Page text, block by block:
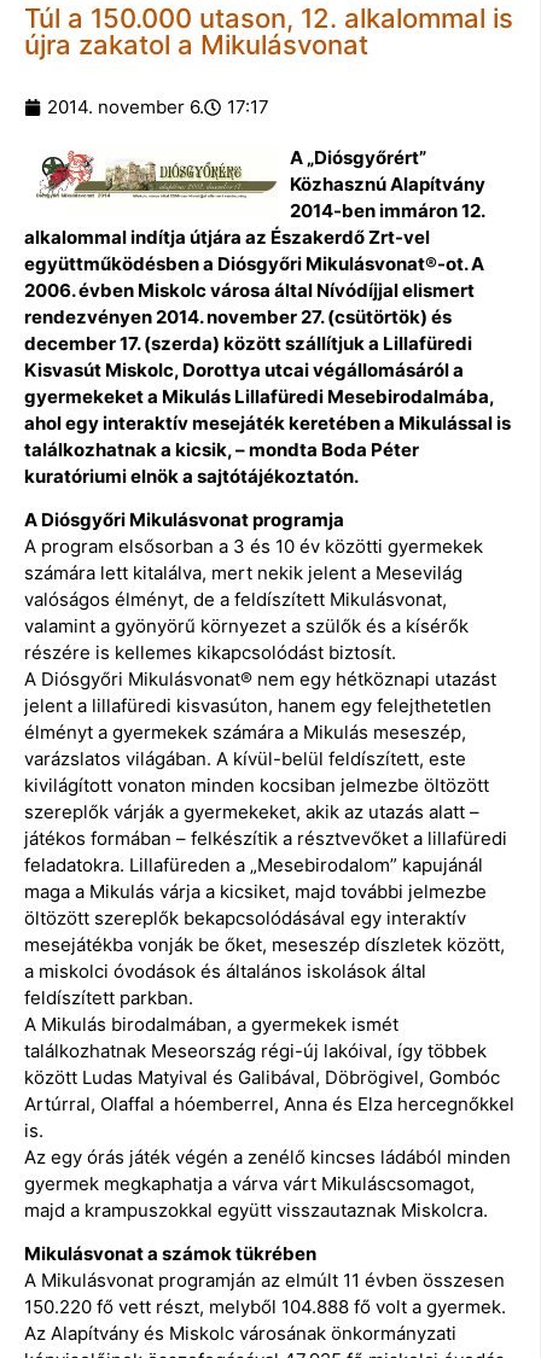
Túl a 150.000 utason, 12. alkalommal is
újra zakatol a Mikulásvonat
2014. november 6. 17:17
A „Diósgyőrért”
Közhasznú Alapítvány
2014-ben immáron 12.
alkalommal indítja útjára az Északerdő Zrt-vel
együttműködésben a Diósgyőri Mikulásvonat®-ot. A
2006. évben Miskolc városa által Nívódíjjal elismert
rendezvényen 2014. november 27. (csütörtök) és
december 17. (szerda) között szállítjuk a Lillafüredi
Kisvasút Miskolc, Dorottya utcai végállomásáról a
gyermekeket a Mikulás Lillafüredi Mesebirodalmába,
ahol egy interaktív mesejáték keretében a Mikulással is
találkozhatnak a kicsik, – mondta Boda Péter
kuratóriumi elnök a sajtótájékoztatón.
A Diósgyőri Mikulásvonat programja
A program elsősorban a 3 és 10 év közötti gyermekek
számára lett kitalálva, mert nekik jelent a Mesevilág
valóságos élményt, de a feldíszített Mikulásvonat,
valamint a gyönyörű környezet a szülők és a kísérők
részére is kellemes kikapcsolódást biztosít.
A Diósgyőri Mikulásvonat® nem egy hétköznapi utazást
jelent a lillafüredi kisvasúton, hanem egy felejthetetlen
élményt a gyermekek számára a Mikulás meseszép,
varázslatos világában. A kívül-belül feldíszített, este
kivilágított vonaton minden kocsiban jelmezbe öltözött
szereplők várják a gyermekeket, akik az utazás alatt –
játékos formában – felkészítik a résztvevőket a lillafüredi
feladatokra. Lillafüreden a „Mesebirodalom” kapujánál
maga a Mikulás várja a kicsiket, majd további jelmezbe
öltözött szereplők bekapcsolódásával egy interaktív
mesejátékba vonják be őket, meseszép díszletek között,
a miskolci óvodások és általános iskolások által
feldíszített parkban.
A Mikulás birodalmában, a gyermekek ismét
találkozhatnak Meseország régi-új lakóival, így többek
között Ludas Matyival és Galibával, Döbrögivel, Gombóc
Artúrral, Olaffal a hóemberrel, Anna és Elza hercegnőkkel
is.
Az egy órás játék végén a zenélő kincses ládából minden
gyermek megkaphatja a várva várt Mikuláscsomagot,
majd a krampuszokkal együtt visszautaznak Miskolcra.
Mikulásvonat a számok tükrében
A Mikulásvonat programján az elmúlt 11 évben összesen
150.220 fő vett részt, melyből 104.888 fő volt a gyermek.
Az Alapítvány és Miskolc városának önkormányzati